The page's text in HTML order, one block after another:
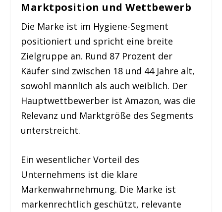
Marktposition und Wettbewerb
Die Marke ist im Hygiene-Segment
positioniert und spricht eine breite
Zielgruppe an. Rund 87 Prozent der
Käufer sind zwischen 18 und 44 Jahre alt,
sowohl männlich als auch weiblich. Der
Hauptwettbewerber ist Amazon, was die
Relevanz und Marktgröße des Segments
unterstreicht.
Ein wesentlicher Vorteil des
Unternehmens ist die klare
Markenwahrnehmung. Die Marke ist
markenrechtlich geschützt, relevante